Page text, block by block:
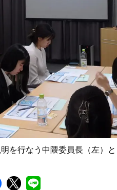
を行なう中隈委員長（左）